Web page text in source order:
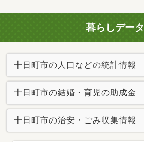
暮らしデータ
十日町市の人口などの統計情報
十日町市の結婚・育児の助成金
十日町市の治安・ごみ収集情報